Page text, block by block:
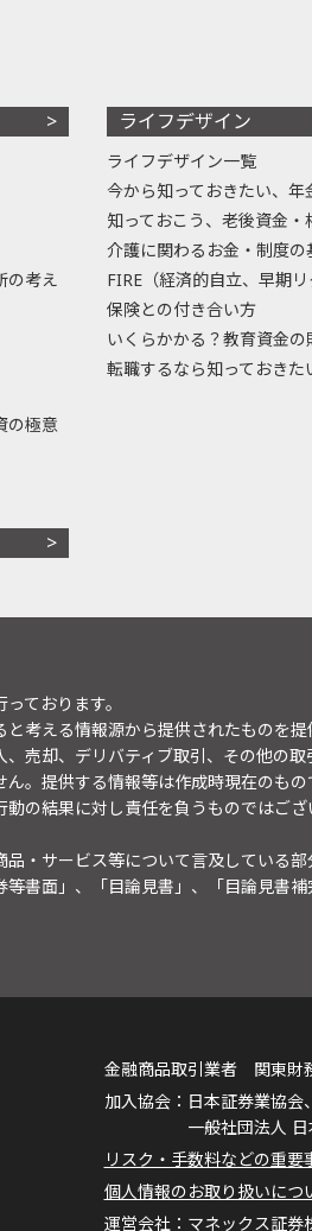
の考え
の極意
ライフデザイン
ライフデザイン一覧
今から知っておきたい、年
知っておこう、老後資金・
介護に関わるお金・制度の
FIRE（経済的自立、早期リ
保険との付き合い方
いくらかかる？教育資金
転職するなら知っておきた
ております。
考える情報源から提供されたものを
売却、デリバティブ取引、その他の
。提供する情報等は作成時現在のも
の結果に対し責任を負うものではご
・サービス等について言及している
等書面」、「目論見書」、「目論見書
金融商品取引業者 関東財
日本証券業協会
一般社団法人
リスク・手数料などの重要
個人情報のお取り扱いにつ
マネックス証券